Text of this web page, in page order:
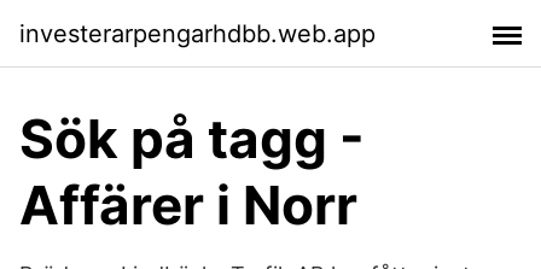
investerarpengarhdbb.web.app
Sök på tagg -
Affärer i Norr